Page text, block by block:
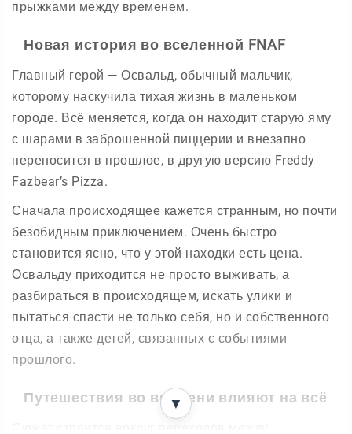
прыжками между временем.
Новая история во вселенной FNAF
Главный герой — Освальд, обычный мальчик,
которому наскучила тихая жизнь в маленьком
городе. Всё меняется, когда он находит старую яму
с шарами в заброшенной пиццерии и внезапно
переносится в прошлое, в другую версию Freddy
Fazbear’s Pizza.
Сначала происходящее кажется странным, но почти
безобидным приключением. Очень быстро
становится ясно, что у этой находки есть цена.
Освальду приходится не просто выживать, а
разбираться в происходящем, искать улики и
пытаться спасти не только себя, но и собственного
отца, а также детей, связанных с событиями
прошлого.
Путешествия во времени влияют на всё
▼